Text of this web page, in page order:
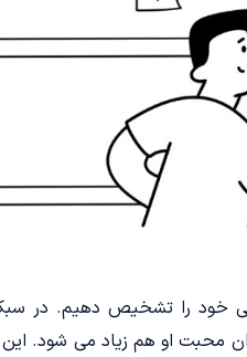
خود را تشخیص دهیم. در
محبت او هم زیاد می شود.